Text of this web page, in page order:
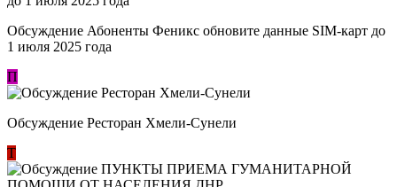
Обсуждение Абоненты Феникс обновите данные SIM-карт до
1 июля 2025 года
П
Обсуждение Ресторан Хмели-Сунели
Т